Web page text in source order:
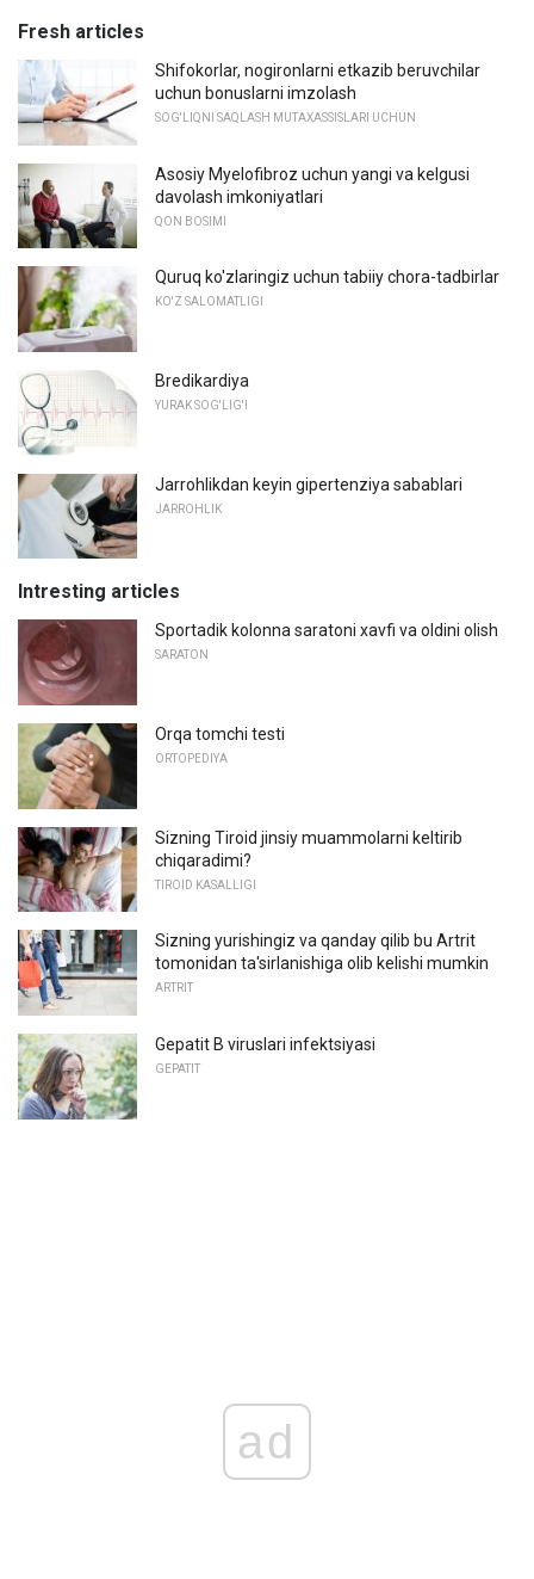
Fresh articles
Shifokorlar, nogironlarni etkazib beruvchilar
uchun bonuslarni imzolash
SOG'LIQNI SAQLASH MUTAXASSISLARI UCHUN
Asosiy Myelofibroz uchun yangi va kelgusi
davolash imkoniyatlari
QON BOSIMI
Quruq ko'zlaringiz uchun tabiiy chora-tadbirlar
KO'Z SALOMATLIGI
Bredikardiya
YURAK SOG'LIG'I
Jarrohlikdan keyin gipertenziya sabablari
JARROHLIK
Intresting articles
Sportadik kolonna saratoni xavfi va oldini olish
SARATON
Orqa tomchi testi
ORTOPEDIYA
Sizning Tiroid jinsiy muammolarni keltirib
chiqaradimi?
TIROID KASALLIGI
Sizning yurishingiz va qanday qilib bu Artrit
tomonidan ta'sirlanishiga olib kelishi mumkin
ARTRIT
Gepatit B viruslari infektsiyasi
GEPATIT
ad